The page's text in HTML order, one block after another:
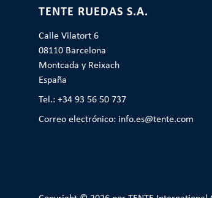
TENTE RUEDAS S.A.
Calle Vilatort 6
08110 Barcelona
Montcada y Reixach
España
Tel.: +34 93 56 50 737
Correo electrónico: info.es@tente.com